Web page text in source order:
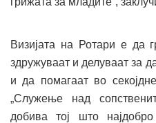
Визијата на Ротари е да
здружуваат и делуваат за
и да помагаат во
„Служење над
добива тој што